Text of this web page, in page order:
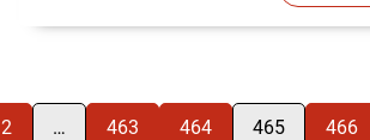
2 … 463 464 465 466